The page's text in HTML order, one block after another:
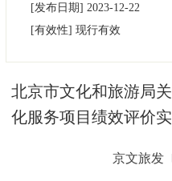
市领导
政策兑现 政
决策公开
[发布日期] 2023-12-22
[有效性] 现行有效
北京市文化和旅游局
化服务项目绩效评价
京文旅发